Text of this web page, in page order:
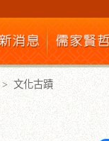
> 文化古蹟